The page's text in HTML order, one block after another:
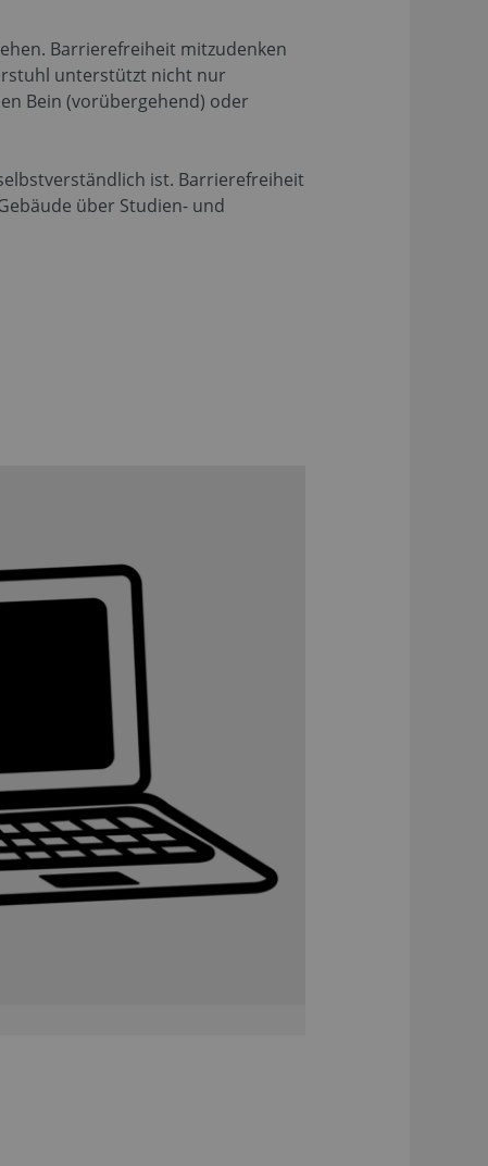
Barrierefreiheit mitzudenken
unterstützt nicht nur
Bein (vorübergehend) oder
ist. Barrierefreiheit
über Studien- und